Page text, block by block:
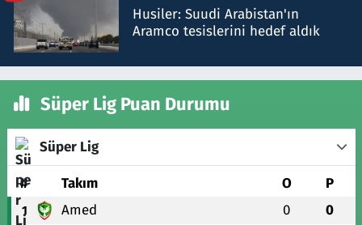
Husiler: Suudi Arabistan'ın
Aramco tesislerini hedef aldık
Süper Lig Puan Durumu
Süper Lig
# Takım O P
1 Amed 0 0